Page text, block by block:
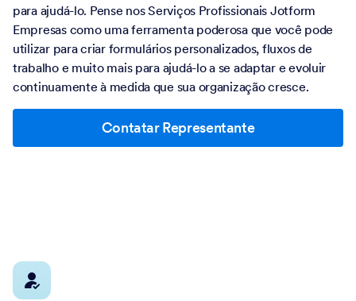
para ajudá-lo. Pense nos Serviços Profissionais Jotform
Empresas como uma ferramenta poderosa que você pode
utilizar para criar formulários personalizados, fluxos de
trabalho e muito mais para ajudá-lo a se adaptar e evoluir
continuamente à medida que sua organização cresce.
Contatar Representante